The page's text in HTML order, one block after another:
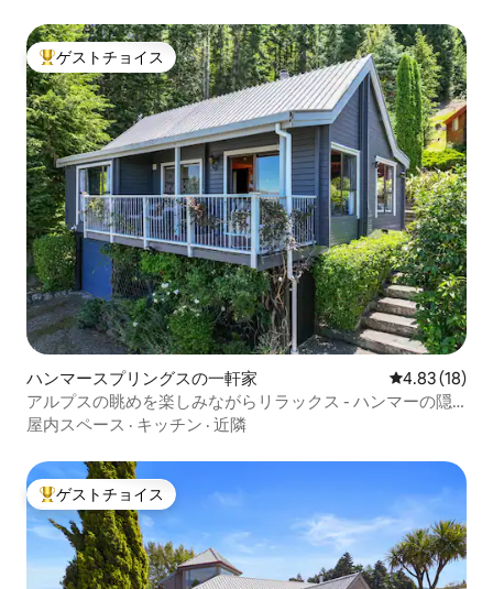
大好評のゲストチョイスです。
ゲストチョイス
ハンマースプリングスの一軒家 レビュー18
4.83 (18)
アルプスの眺めを楽しみながらリラックス - ハンマーの隠
れ家
屋内スペース · キッチン · 近隣
大好評のゲストチョイスです。
ゲストチョイス